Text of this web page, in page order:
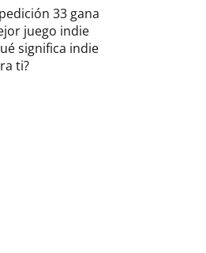
33 gana
juego indie
significa indie
ti?